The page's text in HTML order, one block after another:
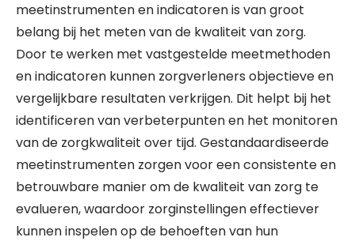
meetinstrumenten en indicatoren is van groot
belang bij het meten van de kwaliteit van zorg.
Door te werken met vastgestelde meetmethoden
en indicatoren kunnen zorgverleners objectieve en
vergelijkbare resultaten verkrijgen. Dit helpt bij het
identificeren van verbeterpunten en het monitoren
van de zorgkwaliteit over tijd. Gestandaardiseerde
meetinstrumenten zorgen voor een consistente en
betrouwbare manier om de kwaliteit van zorg te
evalueren, waardoor zorginstellingen effectiever
kunnen inspelen op de behoeften van hun